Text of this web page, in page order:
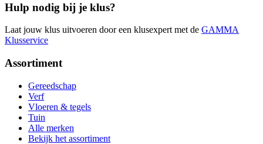
Hulp nodig bij je klus?
Laat jouw klus uitvoeren door een klusexpert met de GAMMA
Klusservice
Assortiment
Gereedschap
Verf
Vloeren & tegels
Tuin
Alle merken
Bekijk het assortiment